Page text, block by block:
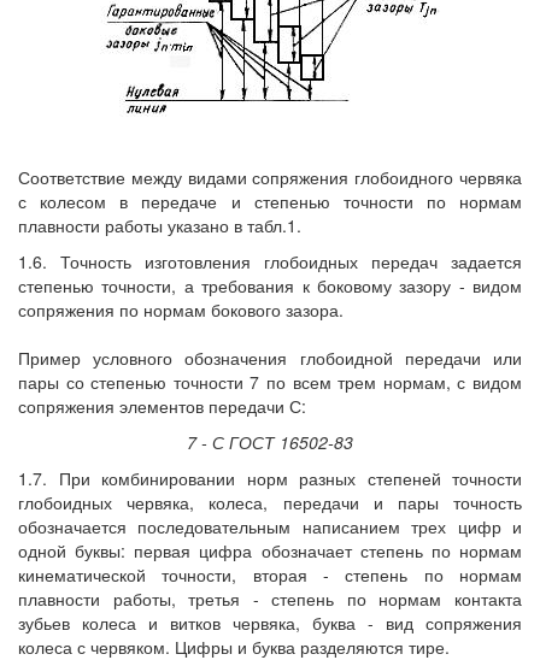
Соответствие между видами сопряжения глобоидного червяка
с колесом в передаче и степенью точности по нормам
плавности работы указано в табл.1.
1.6. Точность изготовления глобоидных передач задается
степенью точности, а требования к боковому зазору - видом
сопряжения по нормам бокового зазора.
Пример условного обозначения глобоидной передачи или
пары со степенью точности 7 по всем трем нормам, с видом
сопряжения элементов передачи С:
7 - С ГОСТ 16502-83
1.7. При комбинировании норм разных степеней точности
глобоидных червяка, колеса, передачи и пары точность
обозначается последовательным написанием трех цифр и
одной буквы: первая цифра обозначает степень по нормам
кинематической точности, вторая - степень по нормам
плавности работы, третья - степень по нормам контакта
зубьев колеса и витков червяка, буква - вид сопряжения
колеса с червяком. Цифры и буква разделяются тире.